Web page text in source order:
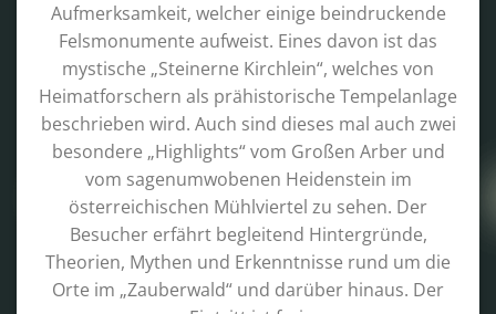
Aufmerksamkeit, welcher einige beindruckende
Felsmonumente aufweist. Eines davon ist das
mystische „Steinerne Kirchlein“, welches von
Heimatforschern als prähistorische Tempelanlage
beschrieben wird. Auch sind dieses mal auch zwei
besondere „Highlights“ vom Großen Arber und
vom sagenumwobenen Heidenstein im
österreichischen Mühlviertel zu sehen. Der
Besucher erfährt begleitend Hintergründe,
Theorien, Mythen und Erkenntnisse rund um die
Orte im „Zauberwald“ und darüber hinaus. Der